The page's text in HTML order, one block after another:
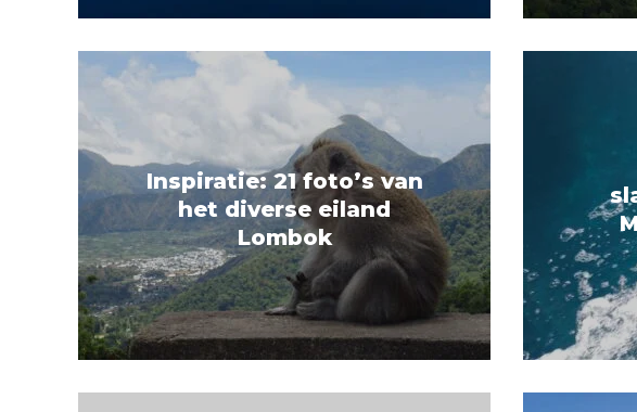
Inspiratie: 21 foto’s van
het diverse eiland
Lombok